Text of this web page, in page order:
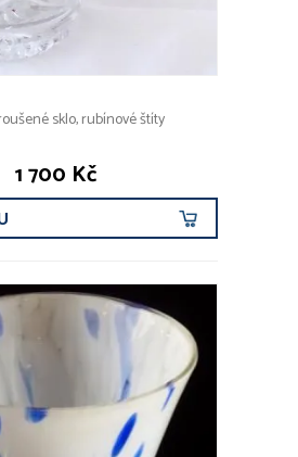
sklo, rubínové štíty
1 700 Kč